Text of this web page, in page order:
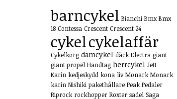
barncykel Bianchi Bmx Bmx
18 Contessa Crescent Crescent 24
cykelcykelaffär
Cykelkorg damcykel däck Electra giant
giant propel Handtag herrcykel Jett
Karin kedjeskydd kona liv Monark Monark
karin Nishiki pakethållare Peak Pedaler
Riprock rockhopper Roxter sadel Saga